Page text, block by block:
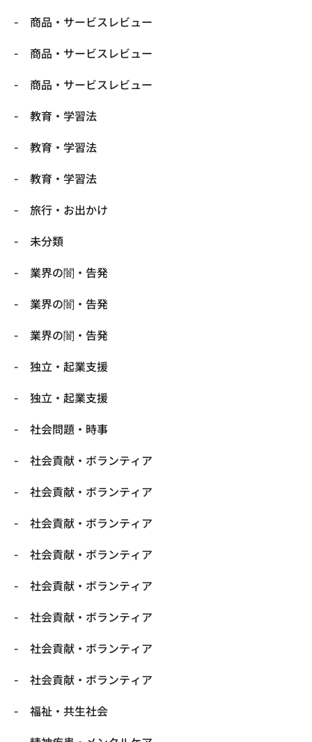
商品・サービスレビュー
商品・サービスレビュー
商品・サービスレビュー
教育・学習法
教育・学習法
教育・学習法
旅行・お出かけ
未分類
業界の闇・告発
業界の闇・告発
業界の闇・告発
独立・起業支援
独立・起業支援
社会問題・時事
社会貢献・ボランティア
社会貢献・ボランティア
社会貢献・ボランティア
社会貢献・ボランティア
社会貢献・ボランティア
社会貢献・ボランティア
社会貢献・ボランティア
社会貢献・ボランティア
福祉・共生社会